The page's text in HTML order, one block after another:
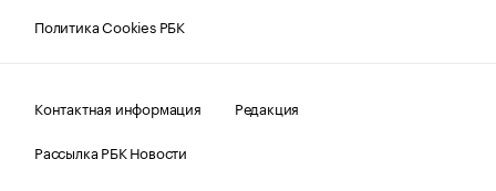
Политика Cookies РБК
Контактная информация
Редакция
Рассылка РБК Новости